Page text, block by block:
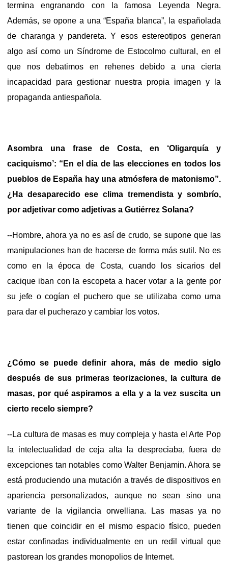
termina engranando con la famosa Leyenda Negra.
Además, se opone a una “España blanca”, la españolada
de charanga y pandereta. Y esos estereotipos generan
algo así como un Síndrome de Estocolmo cultural, en el
que nos debatimos en rehenes debido a una cierta
incapacidad para gestionar nuestra propia imagen y la
propaganda antiespañola.
Asombra una frase de Costa, en ‘Oligarquía y
caciquismo’: “En el día de las elecciones en todos los
pueblos de España hay una atmósfera de matonismo”.
¿Ha desaparecido ese clima tremendista y sombrío,
por adjetivar como adjetivas a Gutiérrez Solana?
--Hombre, ahora ya no es así de crudo, se supone que las
manipulaciones han de hacerse de forma más sutil. No es
como en la época de Costa, cuando los sicarios del
cacique iban con la escopeta a hacer votar a la gente por
su jefe o cogían el puchero que se utilizaba como urna
para dar el pucherazo y cambiar los votos.
¿Cómo se puede definir ahora, más de medio siglo
después de sus primeras teorizaciones, la cultura de
masas, por qué aspiramos a ella y a la vez suscita un
cierto recelo siempre?
--La cultura de masas es muy compleja y hasta el Arte Pop
la intelectualidad de ceja alta la despreciaba, fuera de
excepciones tan notables como Walter Benjamin. Ahora se
está produciendo una mutación a través de dispositivos en
apariencia personalizados, aunque no sean sino una
variante de la vigilancia orwelliana. Las masas ya no
tienen que coincidir en el mismo espacio físico, pueden
estar confinadas individualmente en un redil virtual que
pastorean los grandes monopolios de Internet.